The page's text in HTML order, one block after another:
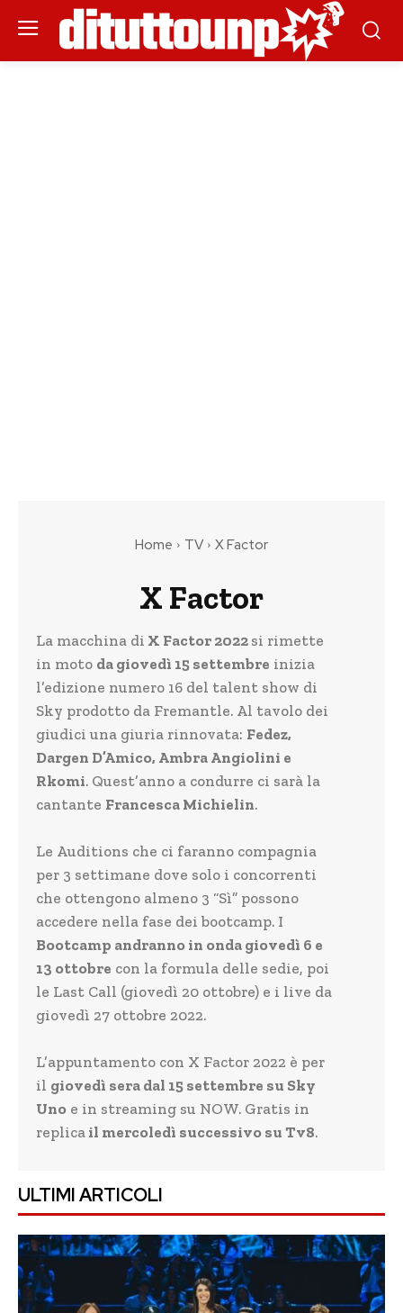
Home TV X Factor
X Factor
La macchina di X Factor 2022 si rimette
in moto da giovedì 15 settembre inizia
l’edizione numero 16 del talent show di
Sky prodotto da Fremantle. Al tavolo dei
giudici una giuria rinnovata: Fedez,
Dargen D’Amico, Ambra Angiolini e
Rkomi. Quest’anno a condurre ci sarà la
cantante Francesca Michielin.
Le Auditions che ci faranno compagnia
per 3 settimane dove solo i concorrenti
che ottengono almeno 3 “Sì” possono
accedere nella fase dei bootcamp. I
Bootcamp andranno in onda giovedì 6 e
13 ottobre con la formula delle sedie, poi
le Last Call (giovedì 20 ottobre) e i live da
giovedì 27 ottobre 2022.
L’appuntamento con X Factor 2022 è per
il giovedì sera dal 15 settembre su Sky
Uno e in streaming su NOW. Gratis in
replica il mercoledì successivo su Tv8.
ULTIMI ARTICOLI